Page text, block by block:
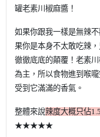
罐老素川椒麻醬！
如果你跟我一樣是無辣
果你是本身不太敢吃辣
徹徹底底的顛覆！老素
為主，所以食物進到喉
受到它滿滿的香氣。
整體來說辣度大概只佔
★★★★★